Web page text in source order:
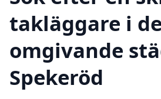
takläggare i de
omgivande
Spekeröd